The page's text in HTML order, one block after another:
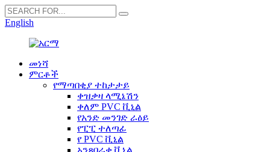
English
መነሻ
ምርቶች
የማጣበቂያ ተከታታይ
ቀዝቃዛ ላሚኔሽን
ቀለም PVC ቪኒል
የአንድ መንገድ ራዕይ
የፒፒ ተለጣፊ
የ PVC ቪኒል
አንጸባራቂ ቪኒል